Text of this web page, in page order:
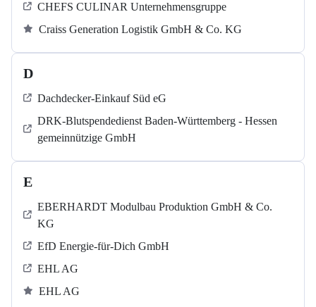
CHEFS CULINAR Unternehmensgruppe
Craiss Generation Logistik GmbH & Co. KG
D
Dachdecker-Einkauf Süd eG
DRK-Blutspendedienst Baden-Württemberg - Hessen
gemeinnützige GmbH
E
EBERHARDT Modulbau Produktion GmbH & Co.
KG
EfD Energie-für-Dich GmbH
EHL AG
EHL AG